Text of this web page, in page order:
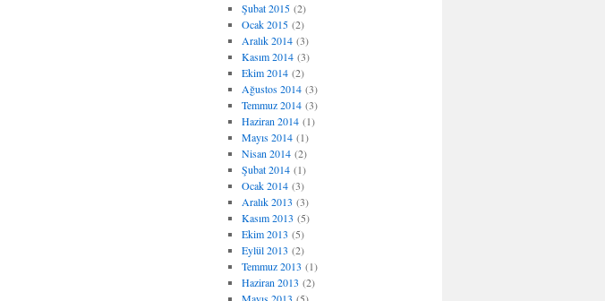
Şubat 2015(2)
Ocak 2015(2)
Aralık 2014(3)
Kasım 2014(3)
Ekim 2014(2)
Ağustos 2014(3)
Temmuz 2014(3)
Haziran 2014(1)
Mayıs 2014(1)
Nisan 2014(2)
Şubat 2014(1)
Ocak 2014(3)
Aralık 2013 (3)
Kasım 2013 (5)
Ekim 2013 (5)
Eylül 2013 (2)
Temmuz 2013 (1)
Haziran 2013 (2)